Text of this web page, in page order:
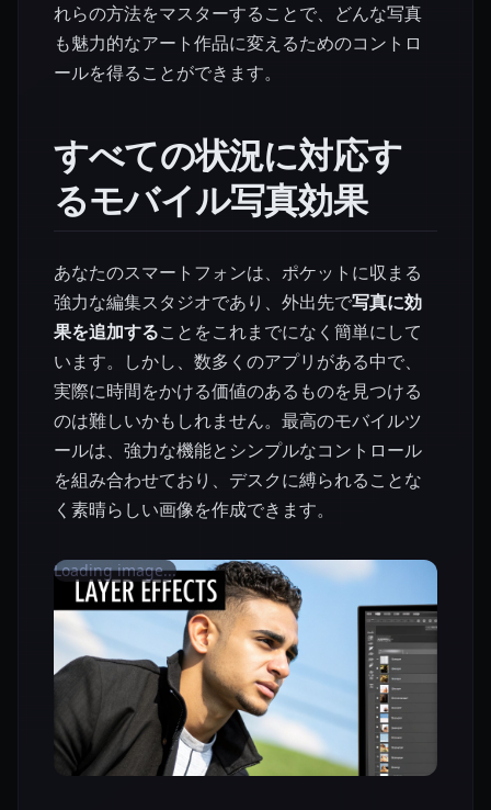
れらの方法をマスターすることで、どんな写真
も魅力的なアート作品に変えるためのコントロ
ールを得ることができます。
すべての状況に対応す
るモバイル写真効果
あなたのスマートフォンは、ポケットに収まる
強力な編集スタジオであり、外出先で写真に効
果を追加することをこれまでになく簡単にして
います。しかし、数多くのアプリがある中で、
実際に時間をかける価値のあるものを見つける
のは難しいかもしれません。最高のモバイルツ
ールは、強力な機能とシンプルなコントロール
を組み合わせており、デスクに縛られることな
く素晴らしい画像を作成できます。
Loading image...